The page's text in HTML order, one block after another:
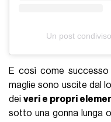
Un post
E così come
maglie sono uscite dal
dei veri e propri
sotto una gonna lunga